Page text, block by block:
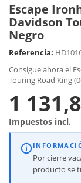
Escape
Davidson
Negro
Referencia:
Consigue ahora el
Touring Road King
1
Impuestos incl.
Por cierre
producto se